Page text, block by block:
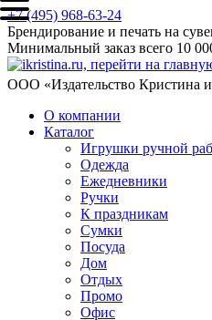
+7 (495) 968-63-24
Брендирование и печать на
Минимальный заказ всего 10
ООО «Издательство Кристина
О компании
Каталог
Игрушки ручной
Одежда
Ежедневники
Ручки
К праздникам
Сумки
Посуда
Дом
Отдых
Промо
Офис